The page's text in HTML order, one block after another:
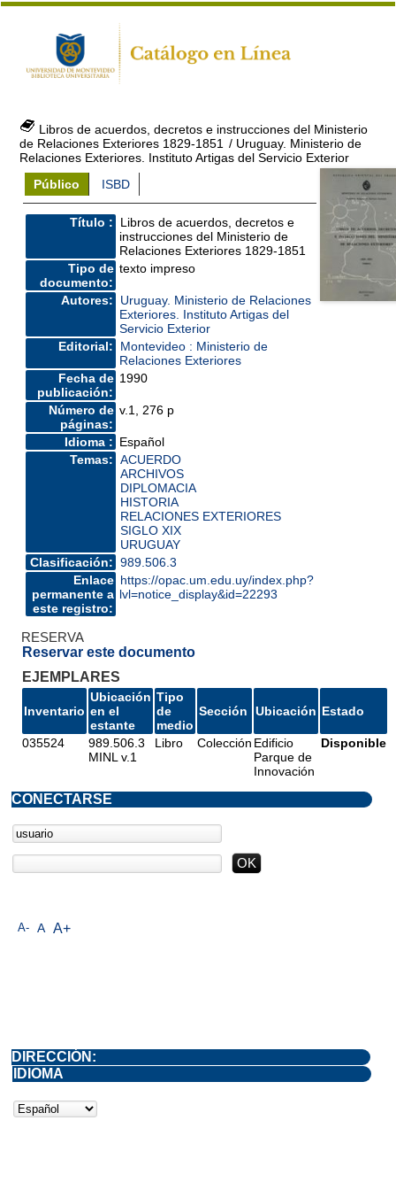
Libros de acuerdos, decretos e instrucciones del Ministerio
de Relaciones Exteriores 1829-1851 / Uruguay. Ministerio de
Relaciones Exteriores. Instituto Artigas del Servicio Exterior
Público
ISBD
Título :
Libros de acuerdos, decretos e
instrucciones del Ministerio de
Relaciones Exteriores 1829-1851
Tipo de
documento:
texto impreso
Autores:
Uruguay. Ministerio de Relaciones
Exteriores. Instituto Artigas del
Servicio Exterior
Editorial:
Montevideo : Ministerio de
Relaciones Exteriores
Fecha de
publicación:
1990
Número de
páginas:
v.1, 276 p
Idioma : Español
Temas: ACUERDO
ARCHIVOS
DIPLOMACIA
HISTORIA
RELACIONES EXTERIORES
SIGLO XIX
URUGUAY
Clasificación: 989.506.3
Enlace
permanente a
este registro:
https://opac.um.edu.uy/index.php?
lvl=notice_display&id=22293
RESERVA
Reservar este documento
EJEMPLARES
Inventario
Ubicación
en el
estante
Tipo
de
medio
Sección Ubicación Estado
035524
989.506.3
MINL v.1
Libro Colección Edificio
Parque de
Innovación
Disponible
A- A A+
CONECTARSE
DIRECCIÓN:
IDIOMA